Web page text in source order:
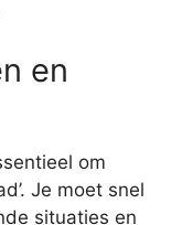
en
om
Je moet snel
situaties en